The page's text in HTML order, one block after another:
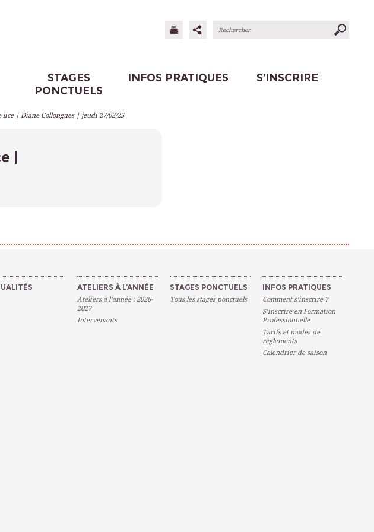
STAGES
PONCTUELS
INFOS PRATIQUES S’INSCRIRE
| Diane Collongues | jeudi 27/02/25
|
ATELIERS À L’ANNÉE
Ateliers à l’année : 2026-
2027
Intervenants
STAGES PONCTUELS
Tous les stages ponctuels
INFOS PRATIQUES
Comment s’inscrire ?
S’inscrire en Formation
Professionnelle
Tarifs et modes de
règlements
Calendrier de saison